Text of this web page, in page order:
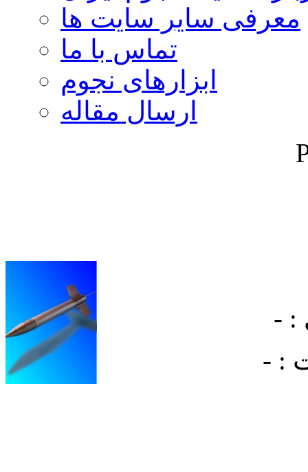
معرفی سایر سایت ها
تماس با ما
ابزارهای نجوم
ارسال مقاله
: -
: -